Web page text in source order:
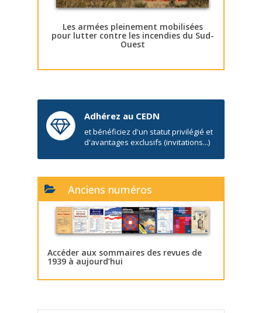
Les armées pleinement mobilisées
pour lutter contre les incendies du Sud-
Ouest
Adhérez au CEDN
et bénéficiez d'un statut privilégié et
d'avantages exclusifs (invitations...)
Anciens numéros
Accéder aux sommaires des revues de
1939 à aujourd’hui